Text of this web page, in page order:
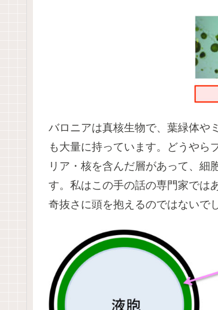
バロニアは真核生物で、葉緑体や
も大量に持っています。どうやら
リア・核を含んだ層があって、細
す。私はこの手の話の専門家では
奇抜さに頭を抱えるのではないで